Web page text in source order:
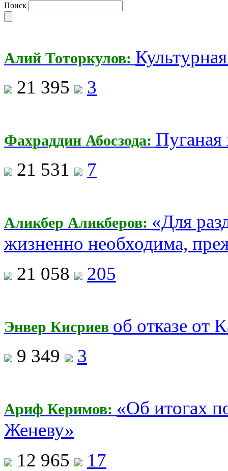
Поиск
Алий Тоторкулов:
21 395
3
Фахраддин Абосзода: Пуганая
21 531
7
Аликбер Аликберов: «Для
жизненно необходима,
21 058
205
Энвер Кисриев об отказе от
9 349
3
Ариф Керимов: «Об итогах
Женеву»
12 965
17